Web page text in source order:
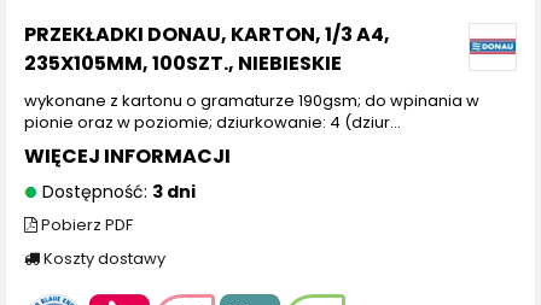
PRZEKŁADKI DONAU, KARTON, 1/3 A4,
235X105MM, 100SZT., NIEBIESKIE
wykonane z kartonu o gramaturze 190gsm; do wpinania w
pionie oraz w poziomie; dziurkowanie: 4 (dziur...
WIĘCEJ INFORMACJI
Dostępność: 3 dni
Pobierz PDF
Koszty dostawy